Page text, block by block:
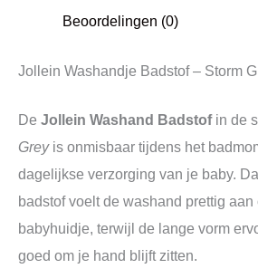
Beoordelingen (0)
Jollein Washandje Badstof – Storm
De Jollein Washand Badstofin de
Greyis onmisbaar tijdens het
dagelijkse verzorging van je baby.
badstof voelt de washand prettig aan
babyhuidje, terwijl de lange vorm
goed om je hand blijft zitten.